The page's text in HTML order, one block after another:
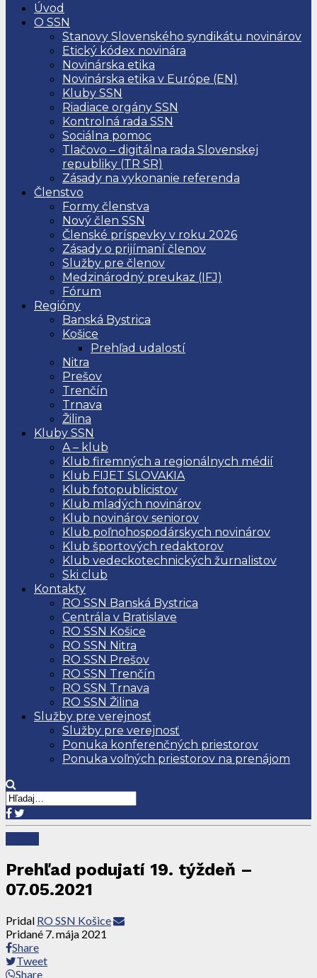
Úvod
O SSN
Stanovy Slovenského syndikátu novinárov
Etický kódex novinára
Novinárska etika
Novinárska etika v Európe (EN)
Kluby SSN
Riadiace orgány SSN
Kontrolná rada SSN
Sociálna pomoc
Tlačovo – digitálna rada Slovenskej
republiky (TR SR)
Zásady na vykonanie referenda
Členstvo
Formy členstva
Nový člen SSN
Členské príspevky v roku 2026
Zásady o prijímaní členov
Služby pre členov
Medzinárodný preukaz (IFJ)
Fórum
Regióny
Banská Bystrica
Košice
Prehľad udalostí
Nitra
Prešov
Trenčín
Trnava
Žilina
Kluby SSN
A – klub
Klub firemných a regionálnych médií
Klub FIJET SLOVAKIA
Klub fotopublicistov
Klub mladých novinárov
Klub novinárov seniorov
Klub poľnohospodárskych novinárov
Klub športových redaktorov
Klub vedeckotechnických žurnalistov
Ski club
Kontakty
RO SSN Banská Bystrica
Centrála v Bratislave
RO SSN Košice
RO SSN Nitra
RO SSN Prešov
RO SSN Trenčín
RO SSN Trnava
RO SSN Žilina
Služby pre verejnosť
Služby pre verejnosť
Ponuka konferenčných priestorov
Ponuka voľných priestorov na prenájom
Prehľad podujatí 19. týždeň –
07.05.2021
Pridal RO SSN Košice
Pridané 7. mája 2021
Share
Tweet
Share